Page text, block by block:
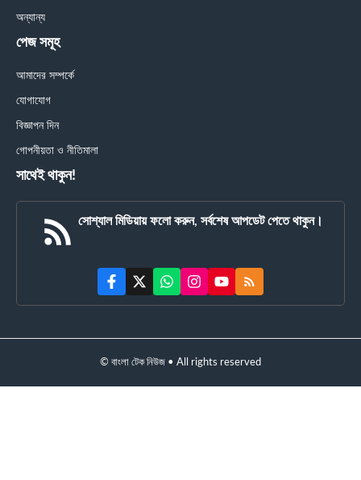
অন্যান্য
পেজ সমূহ
আমাদের সম্পর্কে
যোগাযোগ
বিজ্ঞাপন দিন
গোপনীয়তা ও নীতিমালা
সাথেই থাকুন!
সোশ্যাল মিডিয়ায় ফলো করুন, সর্বশেষ আপডেট পেতে থাকুন।
© বাংলা টেক নিউজ • All rights reserved